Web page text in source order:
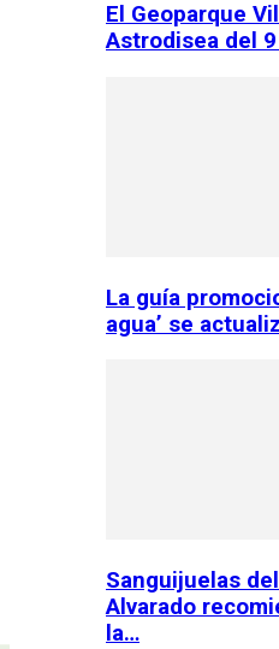
El Geoparque
Astrodisea del
La guía
agua’ se
Sanguijuelas
Alvarado
la…